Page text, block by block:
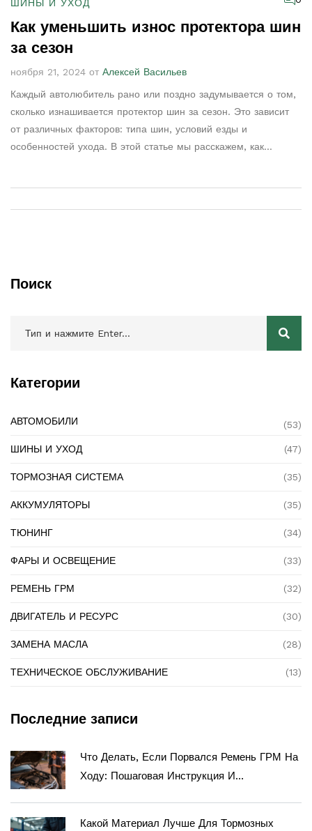
ШИНЫ И УХОД
Как уменьшить износ протектора шин
за сезон
ноября 21, 2024 от Алексей Васильев
Каждый автолюбитель рано или поздно задумывается о том,
сколько изнашивается протектор шин за сезон. Это зависит
от различных факторов: типа шин, условий езды и
особенностей ухода. В этой статье мы расскажем, как
Поиск
Категории
АВТОМОБИЛИ (53)
ШИНЫ И УХОД (47)
ТОРМОЗНАЯ СИСТЕМА (35)
АККУМУЛЯТОРЫ (35)
ТЮНИНГ (34)
ФАРЫ И ОСВЕЩЕНИЕ (33)
РЕМЕНЬ ГРМ (32)
ДВИГАТЕЛЬ И РЕСУРС (30)
ЗАМЕНА МАСЛА (28)
ТЕХНИЧЕСКОЕ ОБСЛУЖИВАНИЕ (13)
Последние записи
Что Делать, Если Порвался Ремень ГРМ На
Ходу: Пошаговая Инструкция И
Какой Материал Лучше Для Тормозных